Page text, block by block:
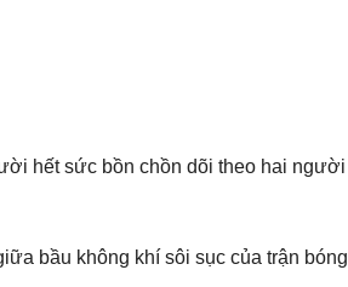
hết sức bồn chồn dõi theo hai
bầu không khí sôi sục của trận